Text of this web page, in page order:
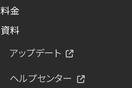
料金
資料
アップデート
ヘルプセンター